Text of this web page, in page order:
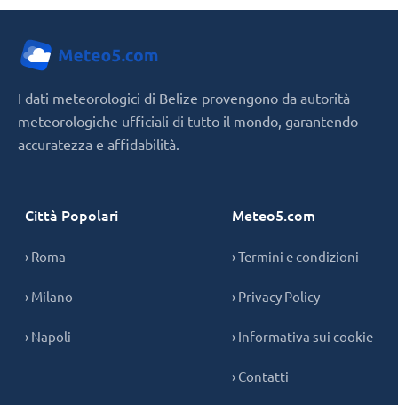
I dati meteorologici di Belize provengono da autorità
meteorologiche ufficiali di tutto il mondo, garantendo
accuratezza e affidabilità.
Città Popolari
› Roma
› Milano
› Napoli
Meteo5.com
› Termini e condizioni
› Privacy Policy
› Informativa sui cookie
› Contatti